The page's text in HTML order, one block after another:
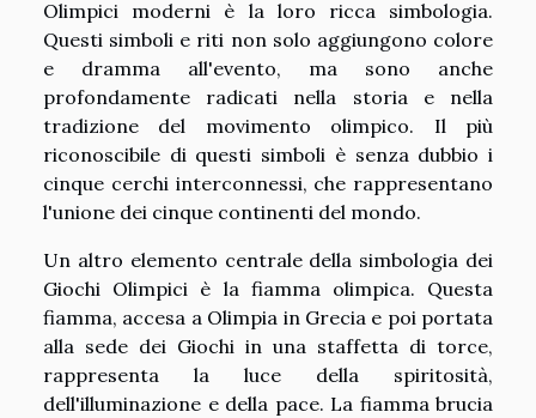
Olimpici moderni è la loro ricca simbologia.
Questi simboli e riti non solo aggiungono colore
e dramma all'evento, ma sono anche
profondamente radicati nella storia e nella
tradizione del movimento olimpico. Il più
riconoscibile di questi simboli è senza dubbio i
cinque cerchi interconnessi, che rappresentano
l'unione dei cinque continenti del mondo.
Un altro elemento centrale della simbologia dei
Giochi Olimpici è la fiamma olimpica. Questa
fiamma, accesa a Olimpia in Grecia e poi portata
alla sede dei Giochi in una staffetta di torce,
rappresenta la luce della spiritosità,
dell'illuminazione e della pace. La fiamma brucia